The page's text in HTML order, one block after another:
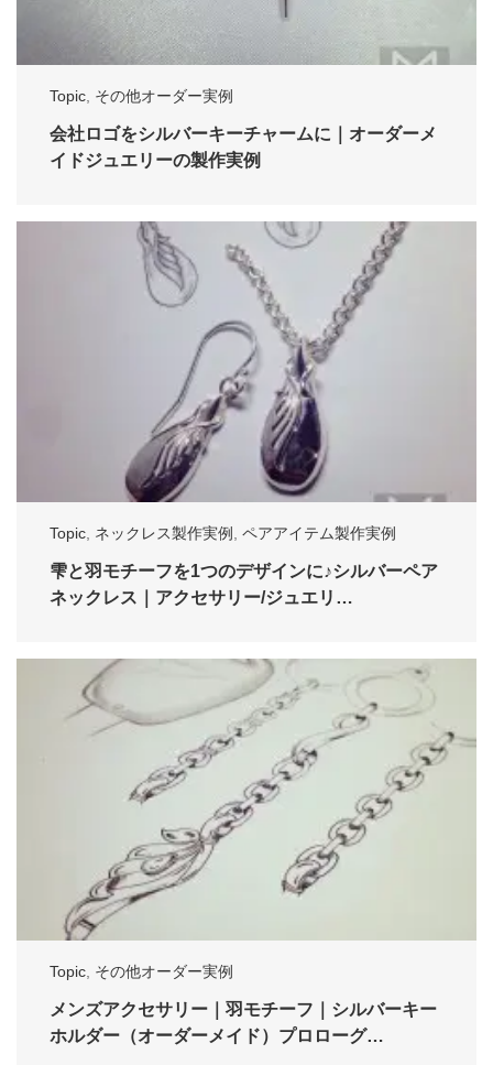
Topic その他オーダー実例
会社ロゴをシルバーキーチャームに｜オーダーメ
イドジュエリーの製作実例
Topic, ネックレス製作実例 , ペアアイテム製作実例
雫と羽モチーフを1つのデザインに♪シルバーペア
ネックレス｜アクセサリー/ジュエリ…
Topic, その他オーダー実例
メンズアクセサリー｜羽モチーフ｜シルバーキー
ホルダー（オーダーメイド）プロローグ…